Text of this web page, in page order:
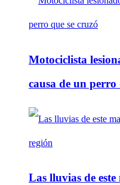
Motociclista
causa de un perro
Las lluvias de